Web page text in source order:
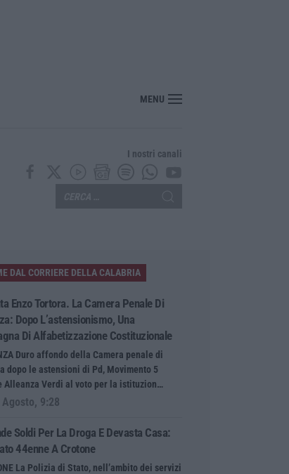
MENU
I nostri canali
DAL CORRIERE DELLA CALABRIA
Enzo Tortora. La Camera Penale Di
Dopo L’astensionismo, Una
Di Alfabetizzazione Costituzionale
Duro affondo della Camera penale di
dopo le astensioni di Pd, Movimento 5
Alleanza Verdi al voto per la istituzion…
Agosto, 9:28
Soldi Per La Droga E Devasta Casa:
44enne A Crotone
La Polizia di Stato, nell’ambito dei servizi